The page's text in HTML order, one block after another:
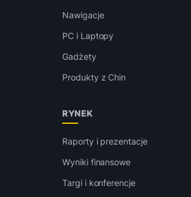
Nawigacje
PC i Laptopy
Gadżety
Produkty z Chin
RYNEK
Raporty i prezentacje
Wyniki finansowe
Targi i konferencje